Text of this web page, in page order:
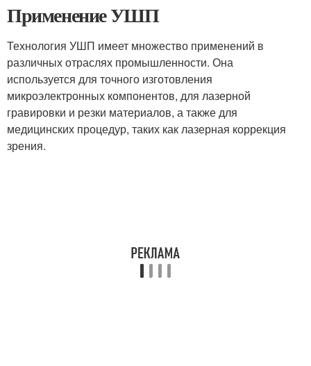
Применение УШП
Технология УШП имеет множество применений в
различных отраслях промышленности. Она
используется для точного изготовления
микроэлектронных компонентов, для лазерной
гравировки и резки материалов, а также для
медицинских процедур, таких как лазерная коррекция
зрения.